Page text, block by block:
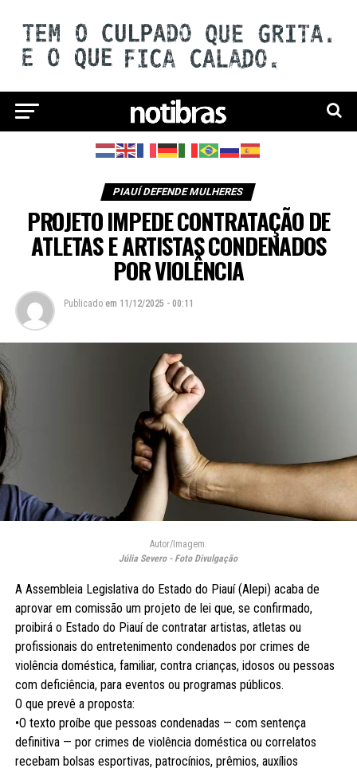
PIAUÍ DEFENDE MULHERES
PROJETO IMPEDE CONTRATAÇÃO DE
ATLETAS E ARTISTAS CONDENADOS
POR VIOLÊNCIA
Publicado em 11/12/2025 - 00:11
Autor/Imagem:
Júlia Severo - Foto Divulgação
A Assembleia Legislativa do Estado do Piauí (Alepi) acaba de
aprovar em comissão um projeto de lei que, se confirmado,
proibirá o Estado do Piauí de contratar artistas, atletas ou
profissionais do entretenimento condenados por crimes de
violência doméstica, familiar, contra crianças, idosos ou pessoas
com deficiência, para eventos ou programas públicos.
O que prevê a proposta:
•O texto proíbe que pessoas condenadas — com sentença
definitiva — por crimes de violência doméstica ou correlatos
recebam bolsas esportivas, patrocínios, prêmios, auxílios